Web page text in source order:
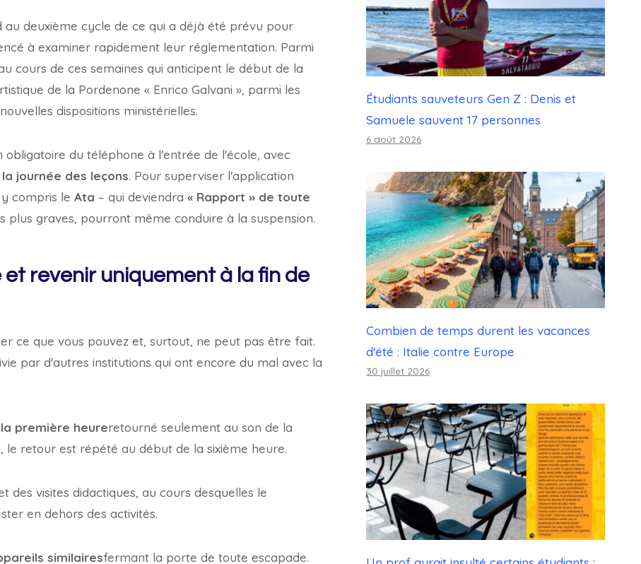
au deuxième cycle de ce qui a déjà été prévu pour
à examiner rapidement leur réglementation. Parmi
cours de ces semaines qui anticipent le début de la
de la Pordenone « Enrico Galvani », parmi les
dispositions ministérielles.
du téléphone à l'entrée de l'école, avec
journée des leçons. Pour superviser l'application
compris le Ata – qui deviendra « Rapport » de toute
plus graves, pourront même conduire à la suspension.
revenir uniquement à la fin de
ce que vous pouvez et, surtout, ne peut pas être fait.
par d'autres institutions qui ont encore du mal avec la
première heureretourné seulement au son de la
retour est répété au début de la sixième heure.
des visites didactiques, au cours desquelles le
en dehors des activités.
similairesfermant la porte de toute escapade.
Étudiants sauveteurs Gen Z : Denis et
Samuele sauvent 17 personnes
6 août 2026
Combien de temps durent les vacances
d'été : Italie contre Europe
30 juillet 2026